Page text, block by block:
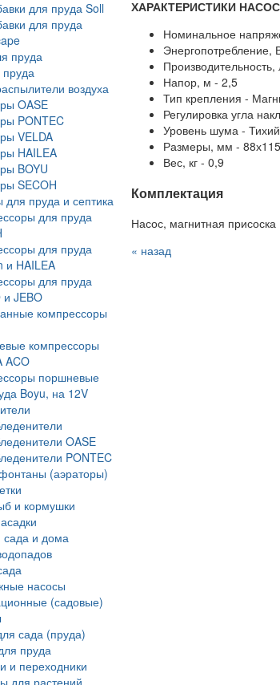
для пруда Soll
для пруда
пруда
воздуха
OASE
PONTEC
VELDA
HAILEA
BOYU
SECOH
пруда и септика
для пруда
для пруда
и HAILEA
для пруда
и JEBO
компрессоры
компрессоры
ACO
поршневые
Boyu, на 12V
OASE
PONTEC
(аэраторы)
и кормушки
и дома
насосы
(садовые)
сада (пруда)
пруда
и переходники
для растений
ХАРАКТЕРИСТИКИ
Номинальное
Энергопотребление,
Напор, м - 2,5
Тип крепления -
Регулировка угла
Уровень шума - Тихий
Размеры, мм -
Вес, кг - 0,9
Комплектация
Насос, магнитная присоска
« назад